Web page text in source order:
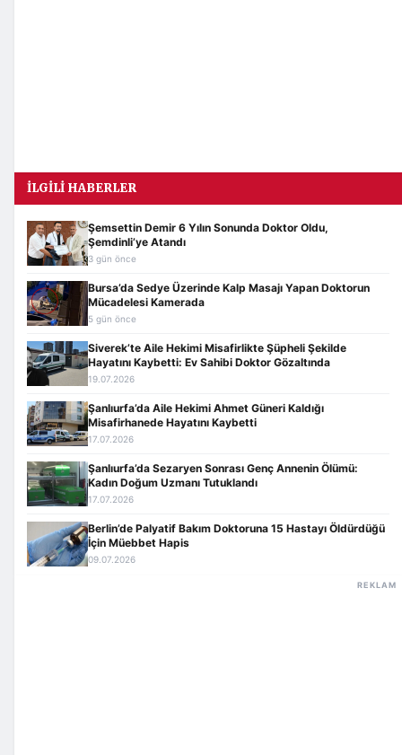
İLGILI HABERLER
Şemsettin Demir 6 Yılın Sonunda Doktor Oldu,
Şemdinli’ye Atandı
3 gün önce
Bursa’da Sedye Üzerinde Kalp Masajı Yapan Doktorun
Mücadelesi Kamerada
5 gün önce
Siverek’te Aile Hekimi Misafirlikte Şüpheli Şekilde
Hayatını Kaybetti: Ev Sahibi Doktor Gözaltında
19.07.2026
Şanlıurfa’da Aile Hekimi Ahmet Güneri Kaldığı
Misafirhanede Hayatını Kaybetti
17.07.2026
Şanlıurfa’da Sezaryen Sonrası Genç Annenin Ölümü:
Kadın Doğum Uzmanı Tutuklandı
17.07.2026
Berlin’de Palyatif Bakım Doktoruna 15 Hastayı Öldürdüğü
İçin Müebbet Hapis
09.07.2026
REKLAM